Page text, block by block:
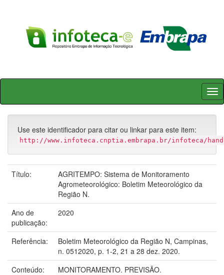
Skip
Use este identificador para citar ou linkar para este item:
http://www.infoteca.cnptia.embrapa.br/infoteca/
Título:
AGRITEMPO: Sistema de Monitoramento
Agrometeorológico: Boletim Meteorológico da
Região N.
Ano de
publicação:
2020
Referência:
Boletim Meteorológico da Região N, Campinas,
n. 0512020, p. 1-2, 21 a 28 dez. 2020.
Conteúdo:
MONITORAMENTO. PREVISÃO.